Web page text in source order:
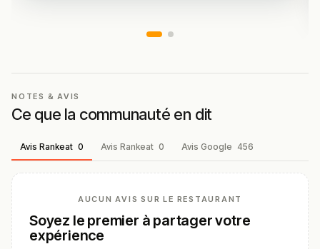
NOTES & AVIS
Ce que la communauté en dit
Avis Rankeat 0 Avis Rankeat 0 Avis Google 456
AUCUN AVIS SUR LE RESTAURANT
Soyez le premier à partager votre
expérience